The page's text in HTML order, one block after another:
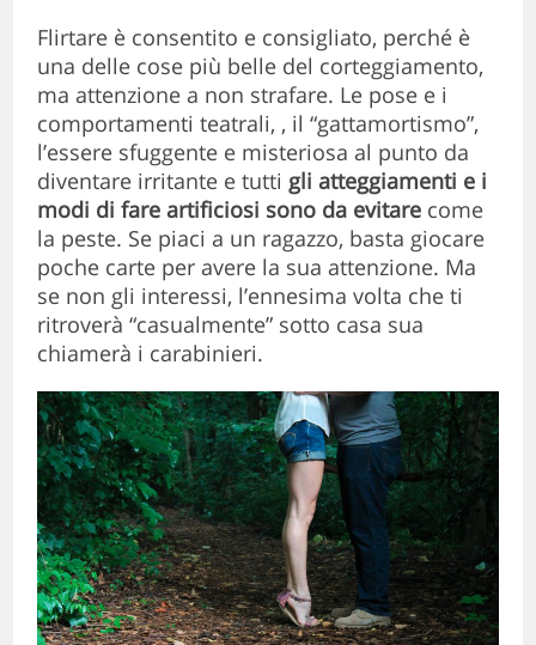
Flirtare è consentito e consigliato, perché è
una delle cose più belle del corteggiamento,
ma attenzione a non strafare. Le pose e i
comportamenti teatrali, , il “gattamortismo”,
l’essere sfuggente e misteriosa al punto da
diventare irritante e tutti gli atteggiamenti e i
modi di fare artificiosi sono da evitare come
la peste. Se piaci a un ragazzo, basta giocare
poche carte per avere la sua attenzione. Ma
se non gli interessi, l’ennesima volta che ti
ritroverà “casualmente” sotto casa sua
chiamerà i carabinieri.